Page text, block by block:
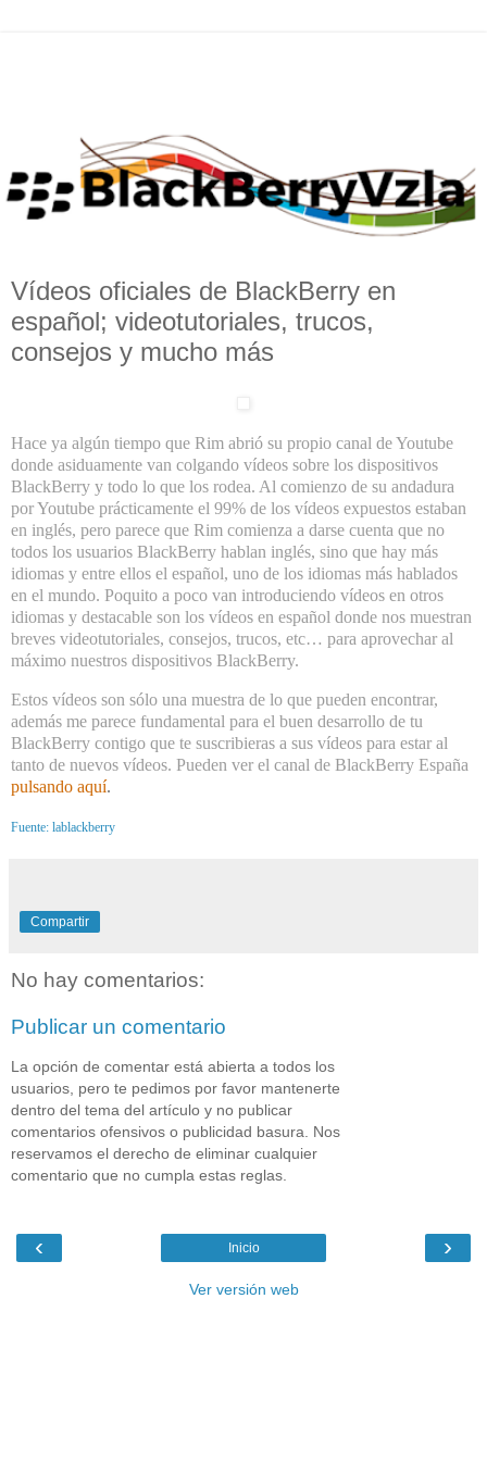
Vídeos oficiales de BlackBerry en
español; videotutoriales, trucos,
consejos y mucho más
Hace ya algún tiempo que Rim abrió su propio canal de Youtube
donde asiduamente van colgando vídeos sobre los dispositivos
BlackBerry y todo lo que los rodea. Al comienzo de su andadura
por Youtube prácticamente el 99% de los vídeos expuestos estaban
en inglés, pero parece que Rim comienza a darse cuenta que no
todos los usuarios BlackBerry hablan inglés, sino que hay más
idiomas y entre ellos el español, uno de los idiomas más hablados
en el mundo. Poquito a poco van introduciendo vídeos en otros
idiomas y destacable son los vídeos en español donde nos muestran
breves videotutoriales, consejos, trucos, etc… para aprovechar al
máximo nuestros dispositivos BlackBerry.
Estos vídeos son sólo una muestra de lo que pueden encontrar,
además me parece fundamental para el buen desarrollo de tu
BlackBerry contigo que te suscribieras a sus vídeos para estar al
tanto de nuevos vídeos. Pueden ver el canal de BlackBerry España
pulsando aquí.
Fuente: lablackberry
Compartir
No hay comentarios:
Publicar un comentario
La opción de comentar está abierta a todos los
usuarios, pero te pedimos por favor mantenerte
dentro del tema del artículo y no publicar
comentarios ofensivos o publicidad basura. Nos
reservamos el derecho de eliminar cualquier
comentario que no cumpla estas reglas.
‹ ›
Inicio
Ver versión web